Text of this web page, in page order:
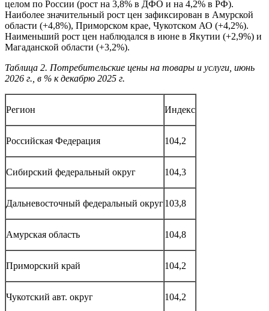
целом по России (рост на 3,8% в ДФО и на 4,2% в РФ).
Наиболее значительный рост цен зафиксирован в Амурской
области (+4,8%), Приморском крае, Чукотском АО (+4,2%).
Наименьший рост цен наблюдался в июне в Якутии (+2,9%) и
Магаданской области (+3,2%).
Таблица 2. Потребительские цены на товары и услуги, июнь
2026 г., в % к декабрю 2025 г.
Регион Индекс
Российская Федерация 104,2
Сибирский федеральный округ 104,3
Дальневосточный федеральный округ103,8
Амурская область 104,8
Приморский край 104,2
Чукотский авт. округ 104,2